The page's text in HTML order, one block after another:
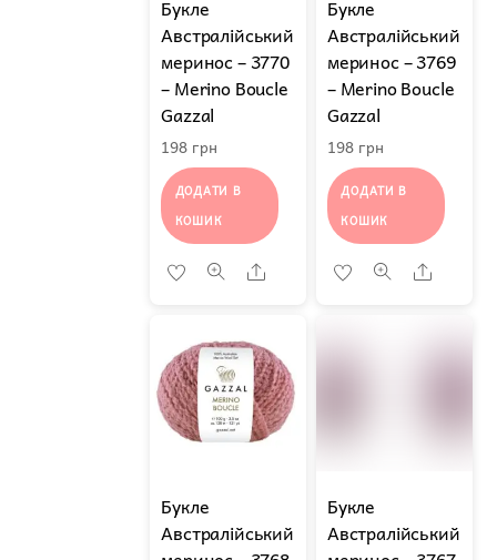
Букле
Австралійський
меринос – 3770
– Merino Boucle
Gazzal
198 грн
ДОДАТИ В
КОШИК
Share
Букле
Австралійський
меринос – 3769
– Merino Boucle
Gazzal
198 грн
ДОДАТИ В
КОШИК
Share
Букле
Австралійський
Букле
Австралійський